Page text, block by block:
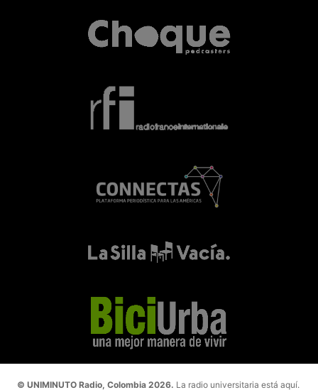
© UNIMINUTO Radio, Colombia 2026. La radio universitaria está aquí.